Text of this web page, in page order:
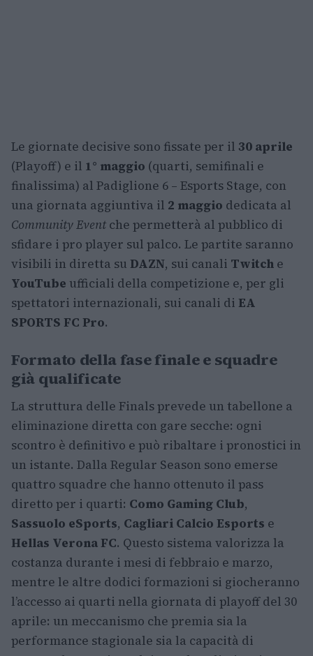
Le giornate decisive sono fissate per il 30 aprile
(Playoff) e il 1° maggio (quarti, semifinali e
finalissima) al Padiglione 6 – Esports Stage, con
una giornata aggiuntiva il 2 maggio dedicata al
Community Event che permetterà al pubblico di
sfidare i pro player sul palco. Le partite saranno
visibili in diretta su DAZN, sui canali Twitch e
YouTube ufficiali della competizione e, per gli
spettatori internazionali, sui canali di EA
SPORTS FC Pro.
Formato della fase finale e squadre
già qualificate
La struttura delle Finals prevede un tabellone a
eliminazione diretta con gare secche: ogni
scontro è definitivo e può ribaltare i pronostici in
un istante. Dalla Regular Season sono emerse
quattro squadre che hanno ottenuto il pass
diretto per i quarti: Como Gaming Club,
Sassuolo eSports, Cagliari Calcio Esports e
Hellas Verona FC. Questo sistema valorizza la
costanza durante i mesi di febbraio e marzo,
mentre le altre dodici formazioni si giocheranno
l’accesso ai quarti nella giornata di playoff del 30
aprile: un meccanismo che premia sia la
performance stagionale sia la capacità di